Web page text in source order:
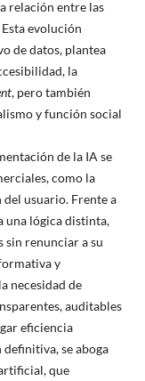
relación entre las
evolución
de datos, plantea
la
, pero también
y función social
de la IA se
como la
usuario. Frente a
una lógica distinta,
sin renunciar a su
y
necesidad de
auditables
eficiencia
se aboga
que